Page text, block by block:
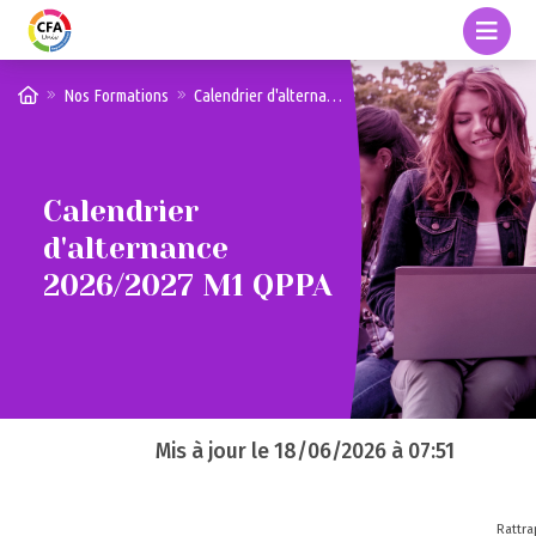
Nos Formations Calendrier d'alternance 2026/2027 M1 QPPA
Calendrier
d'alternance
2026/2027 M1 QPPA
Mis à jour le18/06/2026 à 07:51